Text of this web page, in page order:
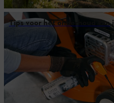
Tips voor het onderhoud van